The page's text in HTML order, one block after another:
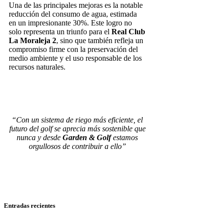
Una de las principales mejoras es la notable
reducción del consumo de agua, estimada
en un impresionante 30%. Este logro no
solo representa un triunfo para el Real Club
La Moraleja 2, sino que también refleja un
compromiso firme con la preservación del
medio ambiente y el uso responsable de los
recursos naturales.
“Con un sistema de riego más eficiente, el
futuro del golf se aprecia más sostenible que
nunca y desde Garden & Golfestamos
orgullosos de contribuir a ello”
Entradas recientes